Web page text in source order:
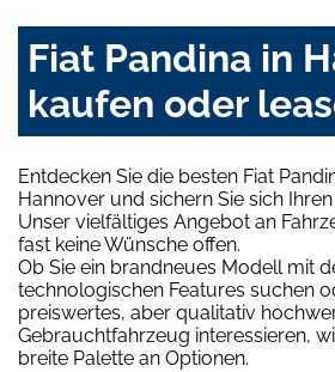
Fiat Pandina in
kaufen oder
Entdecken Sie die besten Fiat
Hannover und sichern Sie sich
Unser vielfältiges Angebot an
fast keine Wünsche offen.
Ob Sie ein brandneues Modell mit
technologischen Features suchen
preiswertes, aber qualitativ
Gebrauchtfahrzeug interessieren,
breite Palette an Optionen.